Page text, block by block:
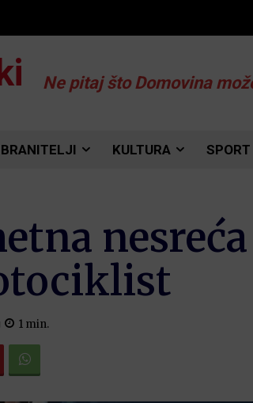
Ne pitaj što Domovina
BRANITELJI KULTURA SPORT
1 min.